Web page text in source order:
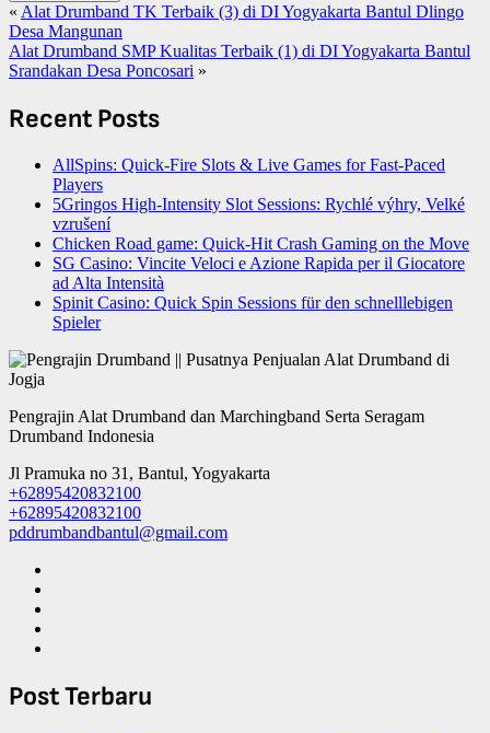
« Alat Drumband TK Terbaik (3) di DI Yogyakarta Bantul Dlingo
Desa Mangunan
Alat Drumband SMP Kualitas Terbaik (1) di DI Yogyakarta Bantul
Srandakan Desa Poncosari »
Recent Posts
AllSpins: Quick‑Fire Slots & Live Games for Fast‑Paced
Players
5Gringos High‑Intensity Slot Sessions: Rychlé výhry, Velké
vzrušení
Chicken Road game: Quick‑Hit Crash Gaming on the Move
SG Casino: Vincite Veloci e Azione Rapida per il Giocatore
ad Alta Intensità
Spinit Casino: Quick Spin Sessions für den schnelllebigen
Spieler
Pengrajin Alat Drumband dan Marchingband Serta Seragam
Drumband Indonesia
Jl Pramuka no 31, Bantul, Yogyakarta
+62895420832100
+62895420832100
pddrumbandbantul@gmail.com
Post Terbaru